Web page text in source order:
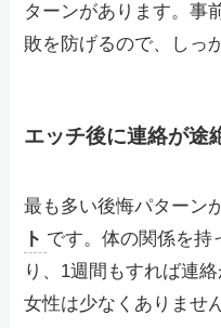
ターンがあります。事
敗を防げるので、しっ
エッチ後に連絡が途
最も多い後悔パターン
ト です。体の関係を持
り、1週間もすれば連
女性は少なくありません